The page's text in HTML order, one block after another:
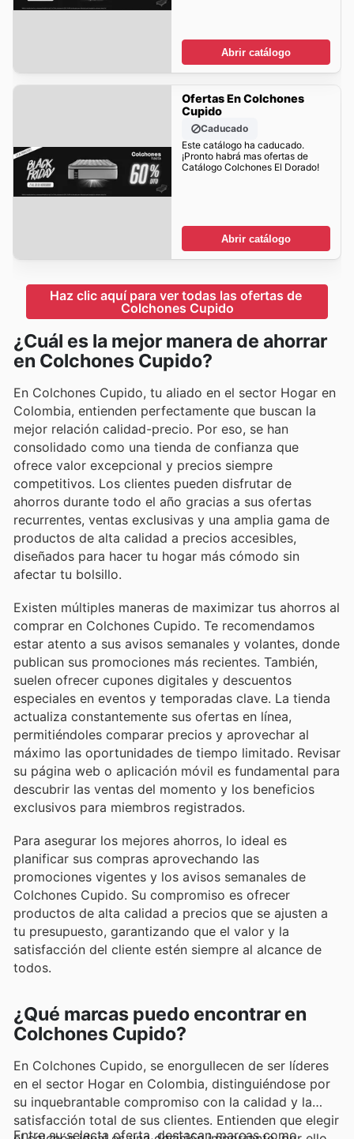
Abrir catálogo
Ofertas En Colchones
Cupido
Caducado
Este catálogo ha caducado.
¡Pronto habrá mas ofertas de
Catálogo Colchones El Dorado!
Abrir catálogo
Haz clic aquí para ver todas las ofertas de
Colchones Cupido
¿Cuál es la mejor manera de ahorrar
en Colchones Cupido?
En Colchones Cupido, tu aliado en el sector Hogar en
Colombia, entienden perfectamente que buscan la
mejor relación calidad-precio. Por eso, se han
consolidado como una tienda de confianza que
ofrece valor excepcional y precios siempre
competitivos. Los clientes pueden disfrutar de
ahorros durante todo el año gracias a sus ofertas
recurrentes, ventas exclusivas y una amplia gama de
productos de alta calidad a precios accesibles,
diseñados para hacer tu hogar más cómodo sin
afectar tu bolsillo.
Existen múltiples maneras de maximizar tus ahorros al
comprar en Colchones Cupido. Te recomendamos
estar atento a sus avisos semanales y volantes, donde
publican sus promociones más recientes. También,
suelen ofrecer cupones digitales y descuentos
especiales en eventos y temporadas clave. La tienda
actualiza constantemente sus ofertas en línea,
permitiéndoles comparar precios y aprovechar al
máximo las oportunidades de tiempo limitado. Revisar
su página web o aplicación móvil es fundamental para
descubrir las ventas del momento y los beneficios
exclusivos para miembros registrados.
Para asegurar los mejores ahorros, lo ideal es
planificar sus compras aprovechando las
promociones vigentes y los avisos semanales de
Colchones Cupido. Su compromiso es ofrecer
productos de alta calidad a precios que se ajusten a
tu presupuesto, garantizando que el valor y la
satisfacción del cliente estén siempre al alcance de
todos.
¿Qué marcas puedo encontrar en
Colchones Cupido?
En Colchones Cupido, se enorgullecen de ser líderes
en el sector Hogar en Colombia, distinguiéndose por
su inquebrantable compromiso con la calidad y la
satisfacción total de sus clientes. Entienden que elegir
Entre su selecta oferta, destacan marcas como